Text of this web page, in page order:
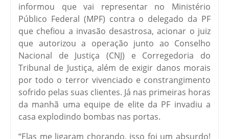
informou que vai representar no Ministério
Público Federal (MPF) contra o delegado da PF
que chefiou a invasão desastrosa, acionar o juiz
que autorizou a operação junto ao Conselho
Nacional de Justiça (CNJ) e Corregedoria do
Tribunal de Justiça, além de exigir danos morais
por todo o terror vivenciado e constrangimento
sofrido pelas suas clientes. Já nas primeiras horas
da manhã uma equipe de elite da PF invadiu a
casa explodindo bombas nas portas.
“Elas me ligaram chorando, isso foi um absurdo!